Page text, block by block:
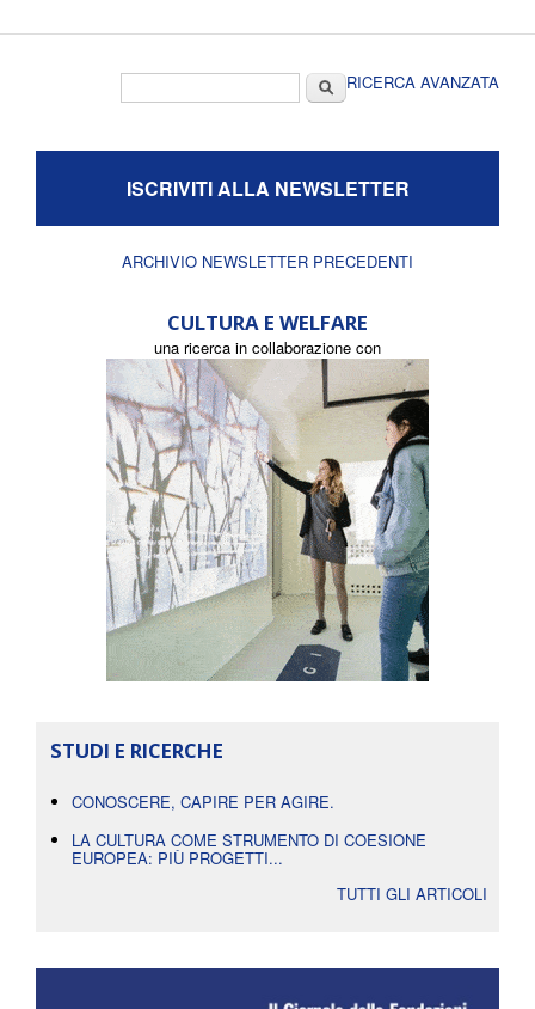
CercaRICERCA AVANZATA
ISCRIVITI ALLA NEWSLETTER
ARCHIVIO NEWSLETTER PRECEDENTI
CULTURA E WELFARE
una ricerca in collaborazione con
STUDI E RICERCHE
CONOSCERE, CAPIRE PER AGIRE.
LA CULTURA COME STRUMENTO DI COESIONE
EUROPEA: PIÙ PROGETTI...
TUTTI GLI ARTICOLI